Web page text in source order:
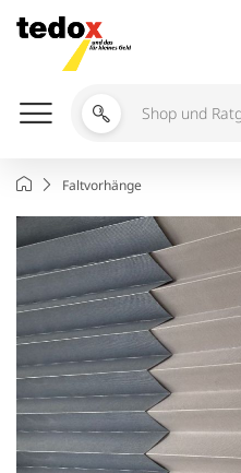
Inhalt
springen
Shop
durchsuchen
StartseiteFaltvorhänge